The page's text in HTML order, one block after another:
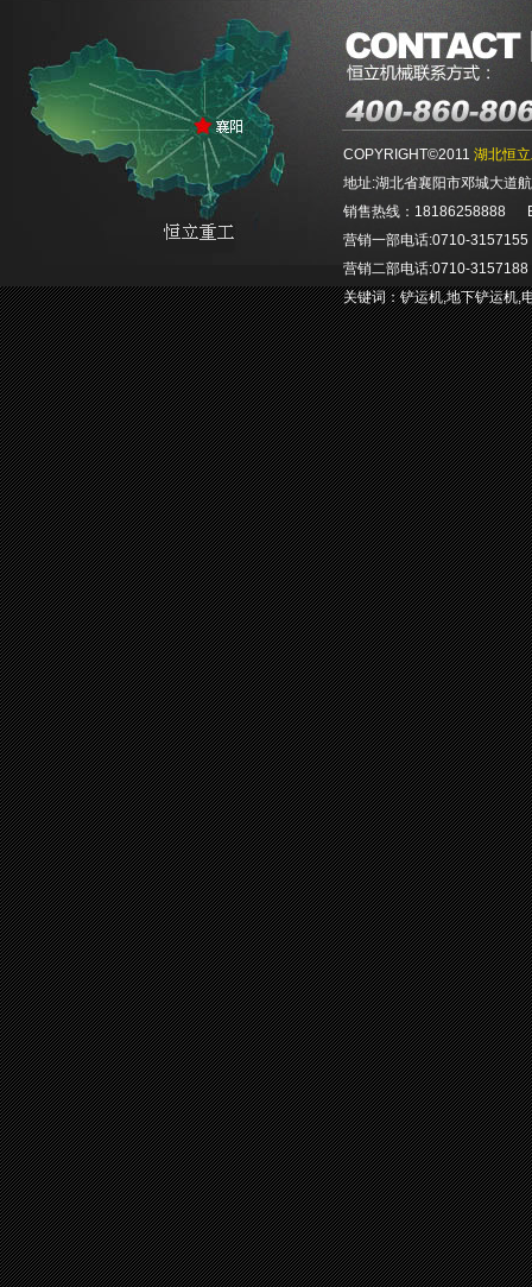
COPYRIGHT©2011 湖北恒
地址:湖北省襄阳市邓城大道
销售热线：18186258888
营销一部电话:0710-
营销二部电话:0710-
关键词：铲运机,地下铲运机,
E-mail：